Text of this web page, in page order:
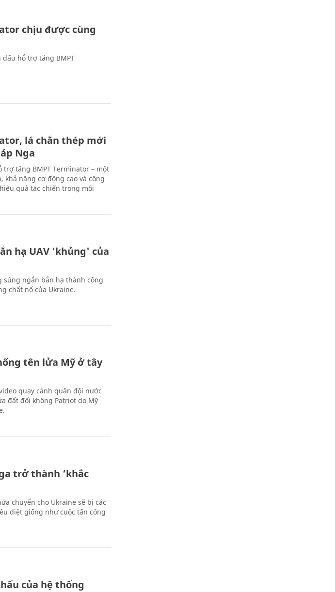
chịu được cùng
hỗ trợ tăng BMPT
lá chắn thép mới
Nga
tăng BMPT Terminator – một
năng cơ động cao và công
quả tác chiến trong môi
hạ UAV 'khủng' của
ngắn bắn hạ thành công
chất nổ của Ukraine.
tên lửa Mỹ ở tây
quay cảnh quân đội nước
đất đối không Patriot do Mỹ
trở thành ‘khắc
chuyển cho Ukraine sẽ bị các
diệt giống như cuộc tấn công
của hệ thống